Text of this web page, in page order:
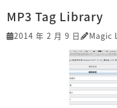
MP3 Tag Library
2014 年 2 月 9 日 Magic